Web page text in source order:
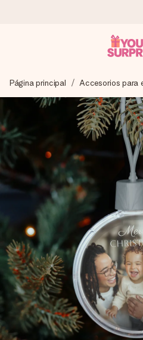
Preparamos tu regalo con
para que lo entregues en el
importa.
4,5 (basado en
Nuestros regalos inspiran. Los
Google Reviews.
Tarjeta de felicitación
Crea algo único en pocos
un mensaje que llegue al
todo el amor para el momento.
Página principal Accesorios para